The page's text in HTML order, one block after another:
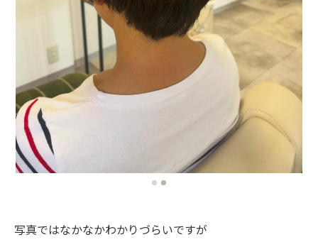
写真ではなかなかわかりづらいですが